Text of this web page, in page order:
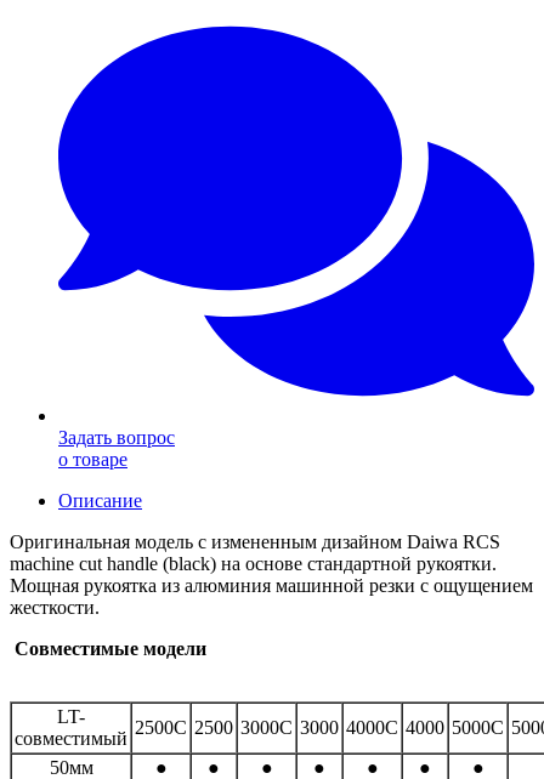
Задать вопрос
о товаре
Описание
Оригинальная модель с измененным дизайном Daiwa RCS
machine cut handle (black) на основе стандартной рукоятки.
Мощная рукоятка из алюминия машинной резки с ощущением
жесткости.
Совместимые модели
LT-
совместимый
2500С 2500 3000С 3000 4000С 4000 5000С
50мм
● ● ● ● ● ● ●